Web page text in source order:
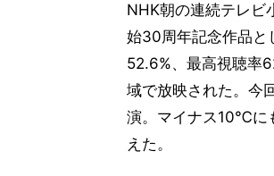
NHK朝の連続テレビ
始30周年記念作品と
52.6%、最高視聴率
域で放映された。今
演。マイナス10℃に
えた。